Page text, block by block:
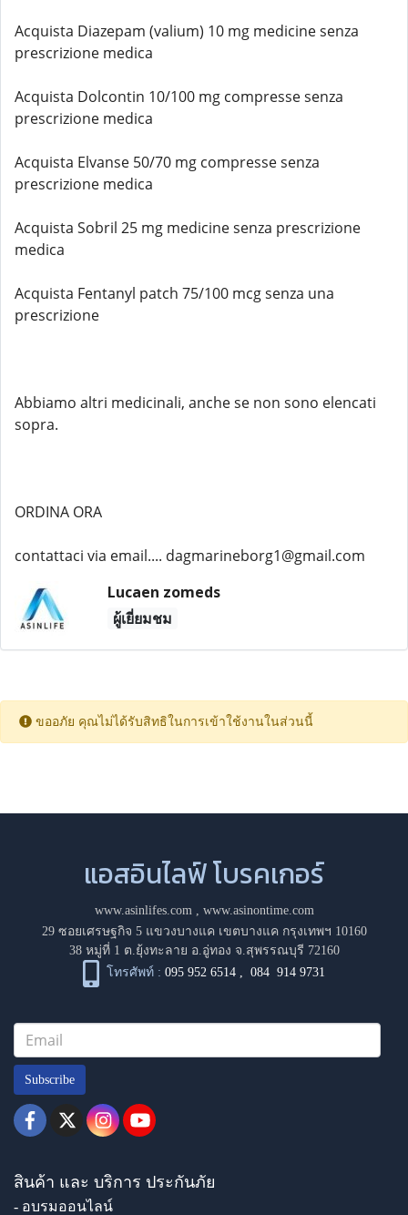
Acquista Diazepam (valium) 10 mg medicine senza
prescrizione medica
Acquista Dolcontin 10/100 mg compresse senza
prescrizione medica
Acquista Elvanse 50/70 mg compresse senza
prescrizione medica
Acquista Sobril 25 mg medicine senza prescrizione
medica
Acquista Fentanyl patch 75/100 mcg senza una
prescrizione
Abbiamo altri medicinali, anche se non sono elencati
sopra.
ORDINA ORA
contattaci via email.... dagmarineborg1@gmail.com
Lucaen zomeds
ผู้เยี่ยมชม
ขออภัย คุณไม่ได้รับสิทธิในการเข้าใช้งานในส่วนนี้
แอสอินไลฟ์ โบรคเกอร์
www.asinlifes.com, www.asinontime.com
29 ซอยเศรษฐกิจ 5 แขวงบางแค เขตบางแค กรุงเทพฯ 10160
38 หมู่ที่ 1 ต.ยุ้งทะลาย อ.อู่ทอง จ.สุพรรณบุรี 72160
โทรศัพท์ : 095 952 6514 ,084 914 9731
Subscribe
สินค้า และ บริการ ประกันภัย
- อบรมออนไลน์